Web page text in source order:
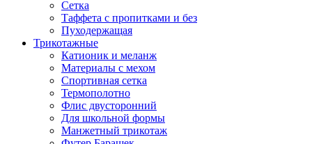
Сетка
Таффета с пропитками и без
Пуходержащая
Трикотажные
Катионик и меланж
Материалы с мехом
Спортивная сетка
Термополотно
Флис двусторонний
Для школьной формы
Манжетный трикотаж